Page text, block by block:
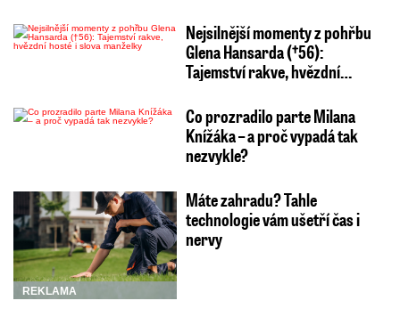
Nejsilnější momenty z pohřbu
Glena Hansarda (†56):
Tajemství rakve, hvězdní…
Co prozradilo parte Milana
Knížáka – a proč vypadá tak
nezvykle?
REKLAMA
Máte zahradu? Tahle
technologie vám ušetří čas i
nervy